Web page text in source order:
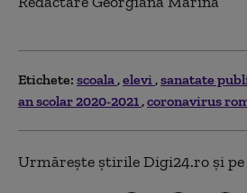
Etichete: scoala elevi sanatate
an scolar 2020-2021 coronavirus
Urmărește știrile Digi24.ro și pe